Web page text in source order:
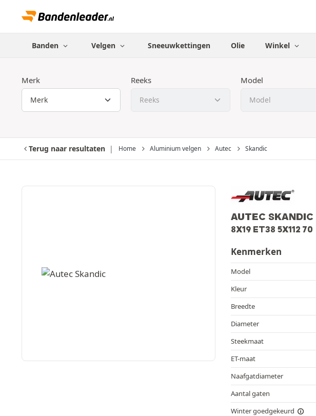
Banden Velgen Sneeuwkettingen Olie Winkel
Merk Reeks Model
Terug naar resultaten Home Aluminium velgen Autec Skandic
AUTEC SKANDIC
8X19 ET38 5X112 70
Kenmerken
Model
Kleur
Breedte
Diameter
Steekmaat
ET-maat
Naafgatdiameter
Aantal gaten
Winter goedgekeurd